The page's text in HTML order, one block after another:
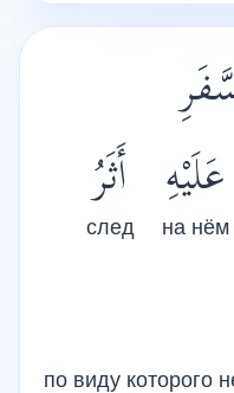
عَلَيْهِ
на нём
أَثَرُ
след
по виду которого